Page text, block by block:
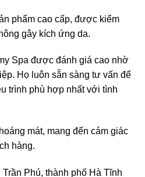
phẩm cao cấp, được kiểm
gây kích ứng da.
Spa được đánh giá cao nhờ
Họ luôn sẵn sàng tư vấn để
trình phù hợp nhất với tình
mát, mang đến cảm giác
hàng.
Phú, thành phố Hà Tĩnh